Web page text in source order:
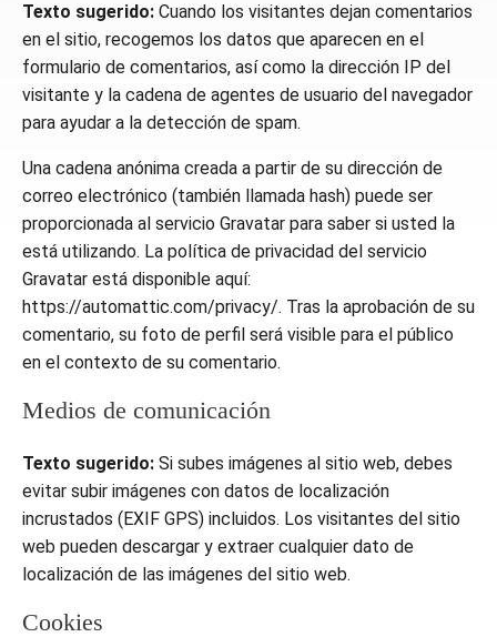
Texto sugerido: Cuando los visitantes dejan comentarios
en el sitio, recogemos los datos que aparecen en el
formulario de comentarios, así como la dirección IP del
visitante y la cadena de agentes de usuario del navegador
para ayudar a la detección de spam.
Una cadena anónima creada a partir de su dirección de
correo electrónico (también llamada hash) puede ser
proporcionada al servicio Gravatar para saber si usted la
está utilizando. La política de privacidad del servicio
Gravatar está disponible aquí:
https://automattic.com/privacy/. Tras la aprobación de su
comentario, su foto de perfil será visible para el público
en el contexto de su comentario.
Medios de comunicación
Texto sugerido: Si subes imágenes al sitio web, debes
evitar subir imágenes con datos de localización
incrustados (EXIF GPS) incluidos. Los visitantes del sitio
web pueden descargar y extraer cualquier dato de
localización de las imágenes del sitio web.
Cookies